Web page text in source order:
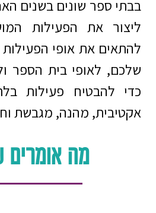
בבתי ספר שונים בשנים
ליצור את הפעילות
להתאים את אופי
שלכם, לאופי בית הספר
כדי להבטיח פעילות
אקטיבית, מהנה, מגבשת
מה אומרים